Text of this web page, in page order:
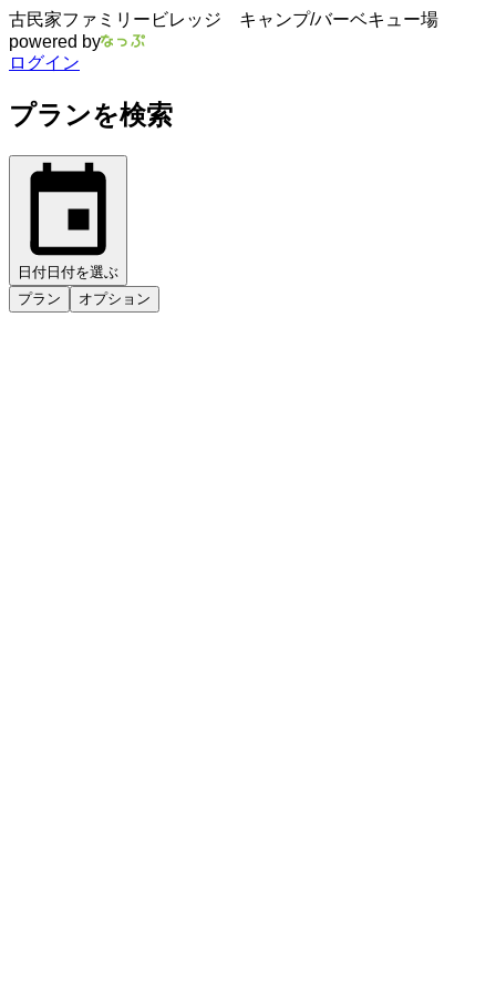
古民家ファミリービレッジ キャンプ/バーベキュー場
powered by
ログイン
プランを検索
日付 日付を選ぶ
プラン
オプション